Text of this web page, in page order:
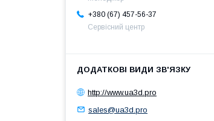
+380 (67) 457-56-37
Сервісний центр
http://www.ua3d.pro
sales@ua3d.pro